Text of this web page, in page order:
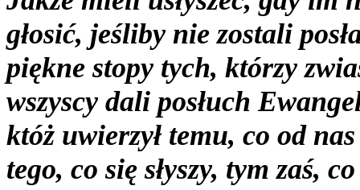
głosić, jeśliby nie zostali
piękne stopy tych, którzy
wszyscy dali posłuch
któż uwierzył temu, co od
tego, co się słyszy, tym zaś,